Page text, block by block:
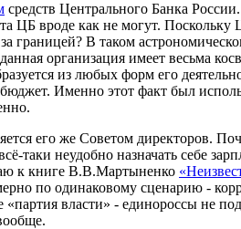
средств Центрального Банка
вроде как не могут. Поскольку
границей? В таком
организация имеет весьма
из любых форм его
Именно этот факт был
его же Советом директоров.
таки неудобно назначать себе
к книге В.В.Мартыненко
по одинаковому сценарию -
власти» - единороссы не